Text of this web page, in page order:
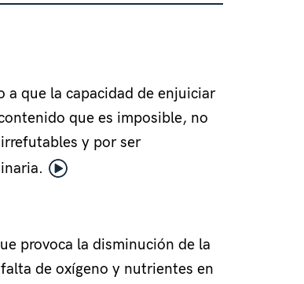
a que la capacidad de enjuiciar
que es imposible, no
y por ser
provoca la disminución de la
de oxígeno y nutrientes en